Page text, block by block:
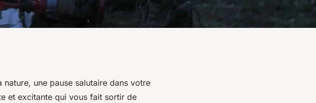
une pause salutaire dans votre
et excitante qui vous fait sortir de